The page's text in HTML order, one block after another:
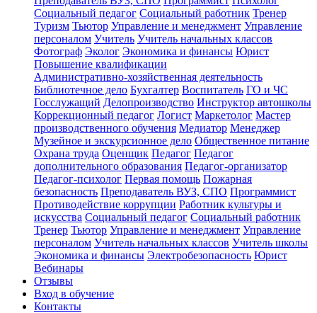
Социальный педагог Социальный работник Тренер
Туризм Тьютор Управление и менеджмент Управление
персоналом Учитель Учитель начальных классов
Фотограф Эколог Экономика и финансы Юрист
Повышение квалификации
Административно-хозяйственная деятельность
Библиотечное дело Бухгалтер Воспитатель ГО и ЧС
Госслужащий Делопроизводство Инструктор автошколы
Коррекционный педагог Логист Маркетолог Мастер
производственного обучения Медиатор Менеджер
Музейное и экскурсионное дело Общественное питание
Охрана труда Оценщик Педагог Педагог
дополнительного образования Педагог-организатор
Педагог-психолог Первая помощь Пожарная
безопасность Преподаватель ВУЗ, СПО Программист
Противодействие коррупции Работник культуры и
искусства Социальный педагог Социальный работник
Тренер Тьютор Управление и менеджмент Управление
персоналом Учитель начальных классов Учитель школы
Экономика и финансы Электробезопасность Юрист
Вебинары
Отзывы
Вход в обучение
Контакты